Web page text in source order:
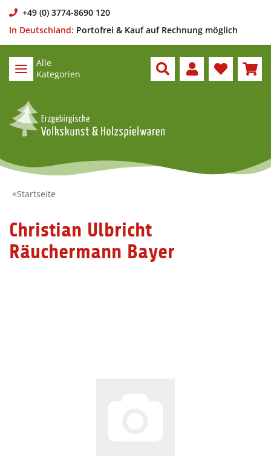
+49 (0) 3774-8690 120
In Deutschland: Portofrei & Kauf auf Rechnung möglich
Alle
Kategorien
Startseite
Christian Ulbricht
Räuchermann Bayer